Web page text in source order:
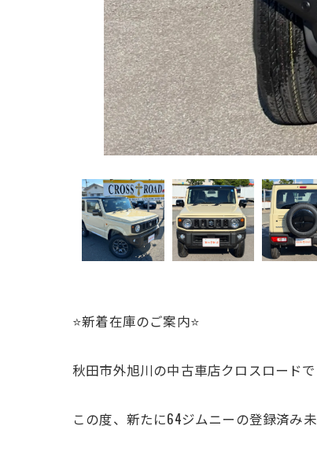
⭐️新着在庫のご案内⭐️
秋田市外旭川の中古車店クロスロード
この度、新たに64ジムニーの登録済み